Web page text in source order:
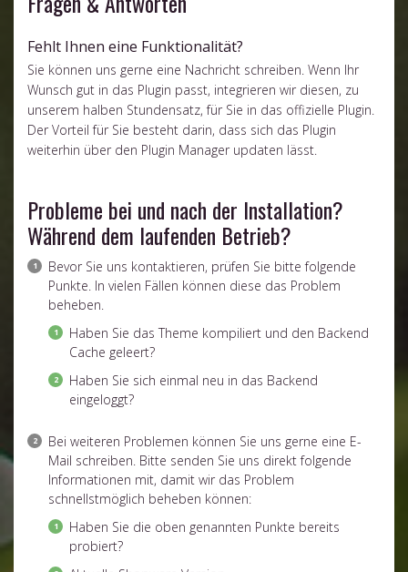
Fehlt Ihnen eine Funktionalität?
Sie können uns gerne eine Nachricht schreiben. Wenn Ihr
Wunsch gut in das Plugin passt, integrieren wir diesen, zu
unserem halben Stundensatz, für Sie in das offizielle Plugin.
Der Vorteil für Sie besteht darin, dass sich das Plugin
weiterhin über den Plugin Manager updaten lässt.
Probleme bei und nach der Installation?
Während dem laufenden Betrieb?
Bevor Sie uns kontaktieren, prüfen Sie bitte folgende
Punkte. In vielen Fällen können diese das Problem
beheben.
Haben Sie das Theme kompiliert und den Backend
Cache geleert?
Haben Sie sich einmal neu in das Backend
eingeloggt?
Bei weiteren Problemen können Sie uns gerne eine E-
Mail schreiben. Bitte senden Sie uns direkt folgende
Informationen mit, damit wir das Problem
schnellstmöglich beheben können:
Haben Sie die oben genannten Punkte bereits
probiert?